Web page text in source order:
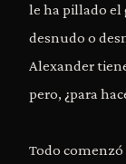
le ha pillado el
desnudo o
Alexander
pero, ¿para
Todo